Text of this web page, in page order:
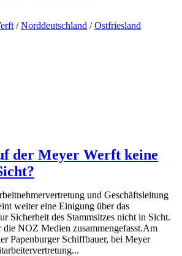
/Norddeutschland /Ostfriesland
der Meyer Werft keine
und Geschäftsleitung
weiter eine Einigung über das
Sicherheit des Stammsitzes nicht in Sicht.
die NOZ Medien zusammengefasst.Am
Papenburger Schiffbauer, bei Meyer